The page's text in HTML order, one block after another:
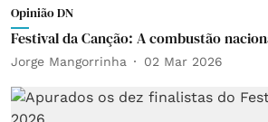
Opinião DN
Festival da Canção: A combustão
Jorge Mangorrinha 02 Mar 2026